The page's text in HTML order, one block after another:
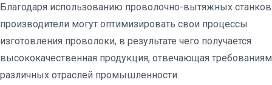
Благодаря использованию проволочно-вытяжных станков
производители могут оптимизировать свои процессы
изготовления проволоки, в результате чего получается
высококачественная продукция, отвечающая требованиям
различных отраслей промышленности.